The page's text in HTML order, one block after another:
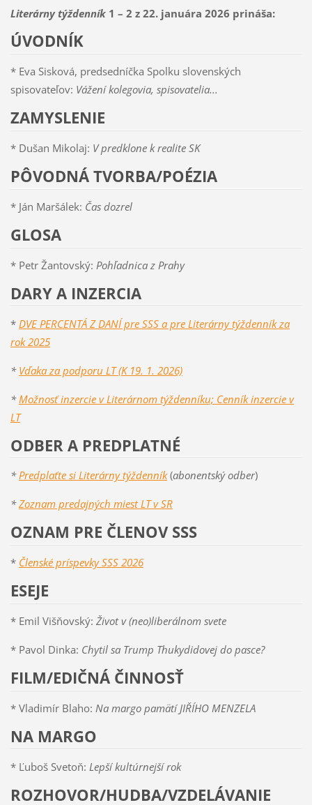
Literárny týždenník1 – 2 z 22. januára 2026 prináša:
ÚVODNÍK
* Eva Sisková, predsedníčka Spolku slovenských
spisovateľov: Vážení kolegovia, spisovatelia...
ZAMYSLENIE
* Dušan Mikolaj: V predklone k realite SK
PÔVODNÁ TVORBA/POÉZIA
* Ján Maršálek: Čas dozrel
GLOSA
* Petr Žantovský: Pohľadnica z Prahy
DARY A INZERCIA
* DVE PERCENTÁ Z DANÍ pre SSS a pre Literárnytýždenník za
rok 2025
* Vďaka za podporu LT (K 19. 1. 2026)
* Možnosť inzercie v Literárnom týždenníku; Cenník inzercie v
LT
ODBER A PREDPLATNÉ
*Predplaťte si Literárny týždenník(abonentský odber)
*Zoznam predajných miest LT v SR
OZNAM PRE ČLENOV SSS
* Členské príspevky SSS 2026
ESEJE
* Emil Višňovský: Život v (neo)liberálnom svete
* Pavol Dinka: Chytil sa Trump Thukydidovej do pasce?
FILM/EDIČNÁ ČINNOSŤ
* Vladimír Blaho: Na margo pamätí JIŘÍHO MENZELA
NA MARGO
* Ľuboš Svetoň: Lepší kultúrnejší rok
ROZHOVOR/HUDBA/VZDELÁVANIE